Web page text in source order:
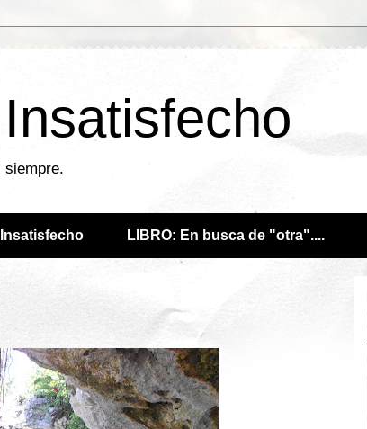
siempre.
LIBRO: En busca de "otra"....